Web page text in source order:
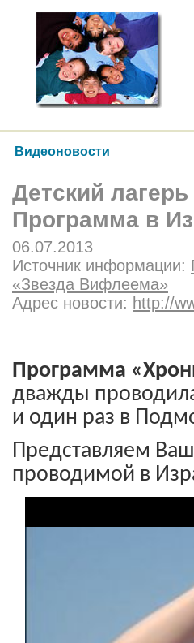
Видеоновости
Детский
Программа в
06.07.2013
Источник информации:
«Звезда Вифлеема»
Адрес новости: http://
Программа
дважды
и один раз в
Представляем
проводимой в